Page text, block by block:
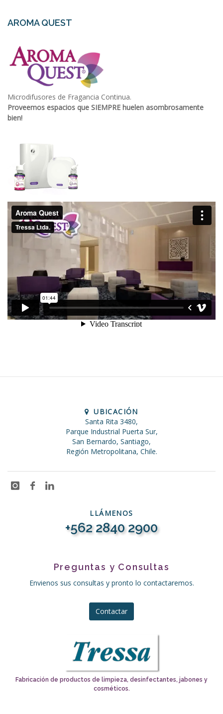
AROMA QUEST
Microdifusores de Fragancia Continua.
Proveemos espacios que SIEMPRE huelen asombrosamente
bien!
UBICACIÓN
Santa Rita 3480,
Parque Industrial Puerta Sur,
San Bernardo, Santiago,
Región Metropolitana, Chile.
LLÁMENOS
+562 2840 2900
Preguntas y Consultas
Envienos sus consultas y pronto lo contactaremos.
Contactar
Fabricación de productos de limpieza, desinfectantes, jabones y
cosméticos.